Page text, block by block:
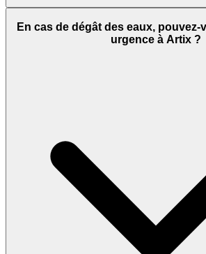
En cas de dégât des eaux,
urgence à Artix ?